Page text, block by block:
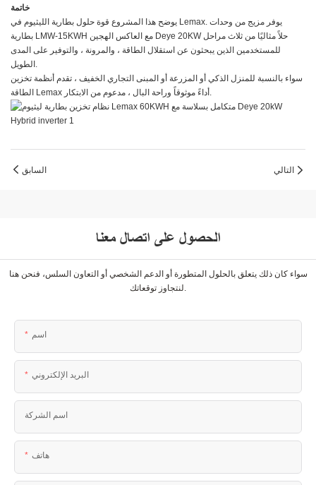
خاتمة
يوضح هذا المشروع قوة حلول بطارية الليثيوم في Lemax. يوفر مزيج من وحدات
بطارية LMW-15KWH مع العاكس الهجين Deye 20KW حلاً مثاليًا من ثلاث مراحل
للمستخدمين الذين يبحثون عن استقلال الطاقة ، والمرونة ، والتوفير على المدى
الطويل.
سواء بالنسبة للمنزل الذكي أو المزرعة أو المبنى التجاري الخفيف ، تقدم أنظمة تخزين
الطاقة Lemax أداءً موثوقاً وراحة البال ، مدعوم من الابتكار.
السابق التالي
الحصول على اتصال معنا
سواء كان ذلك يتعلق بالحلول المتطورة أو الدعم الشخصي أو التعاون السلس، فنحن هنا
اسم
البريد الإلكتروني
اسم الشركة
هاتف